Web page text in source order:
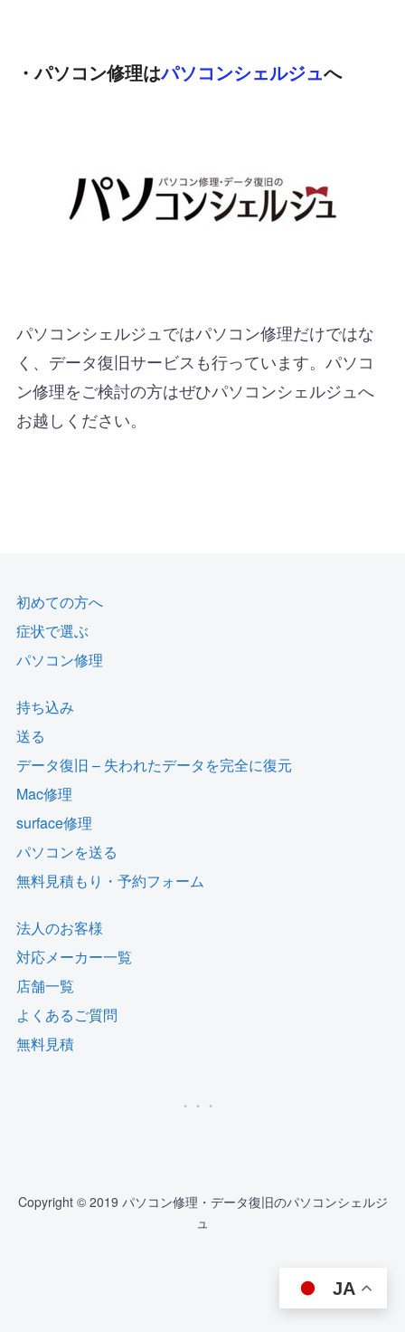
・パソコン修理はパソコンシェルジュへ
パソコンシェルジュではパソコン修理だけではな
く、データ復旧サービスも行っています。パソコ
ン修理をご検討の方はぜひパソコンシェルジュへ
お越しください。
初めての方へ
症状で選ぶ
パソコン修理
持ち込み
送る
データ復旧 – 失われたデータを完全に復元
Mac修理
surface修理
パソコンを送る
無料見積もり・予約フォーム
法人のお客様
対応メーカー一覧
店舗一覧
よくあるご質問
無料見積
Copyright © 2019 パソコン修理・データ復旧のパソコンシェルジ
ュ
JA